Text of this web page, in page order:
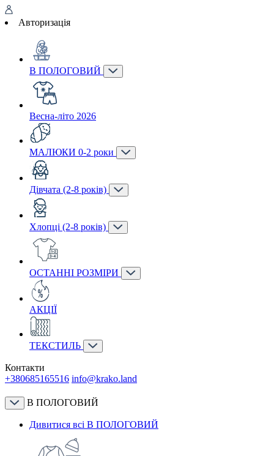
Авторизація
В ПОЛОГОВИЙ
Весна-літо 2026
МАЛЮКИ 0-2 роки
Дівчата (2-8 років)
Хлопці (2-8 років)
ОСТАННІ РОЗМІРИ
АКЦІЇ
ТЕКСТИЛЬ
Контакти
+380685165516 info@krako.land
В ПОЛОГОВИЙ
Дивитися всі В ПОЛОГОВИЙ